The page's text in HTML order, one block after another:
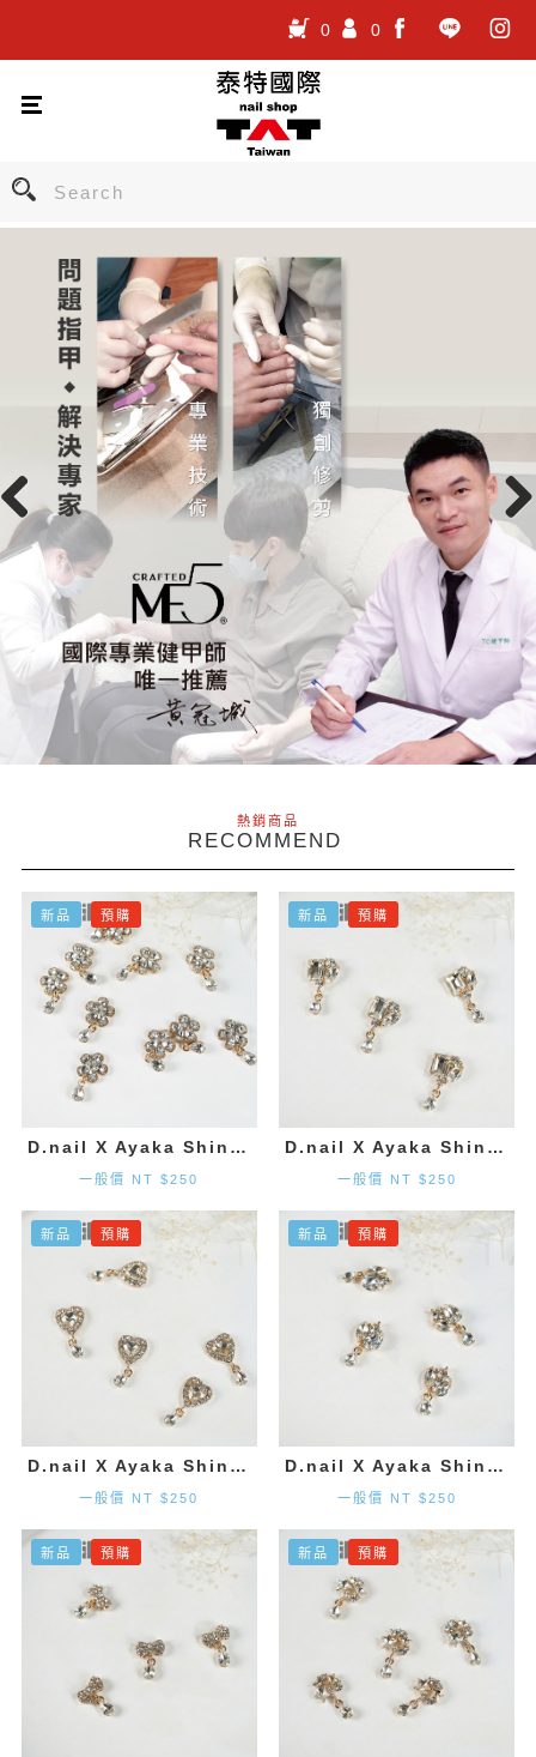
0
0
Previous Next
熱銷商品
RECOMMEND
新品 預購
D.nail X Ayaka Shinohara 花朵墜飾-金色 (2入)
一般價 NT $250
新品 預購
D.nail X Ayaka Shinohara 造型墜飾-金色 (2入)
一般價 NT $250
新品 預購
D.nail X Ayaka Shinohara 愛心墜飾-金色 (2入)
一般價 NT $250
新品 預購
D.nail X Ayaka Shinohara 造型墜飾-金色 (2入)
一般價 NT $250
新品 預購 新品 預購